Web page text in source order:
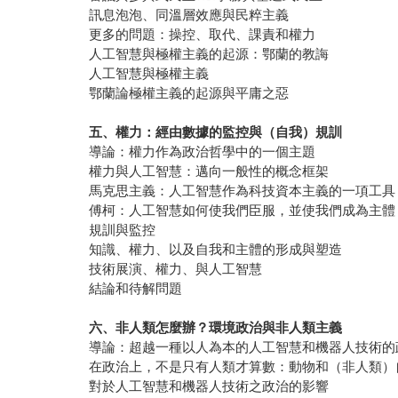
訊息泡泡、同溫層效應與民粹主義
更多的問題：操控、取代、課責和權力
人工智慧與極權主義的起源：鄂蘭的教誨
人工智慧與極權主義
鄂蘭論極權主義的起源與平庸之惡
五、權力：經由數據的監控與（自我）規訓
導論：權力作為政治哲學中的一個主題
權力與人工智慧：邁向一般性的概念框架
馬克思主義：人工智慧作為科技資本主義的一項工具
傅柯：人工智慧如何使我們臣服，並使我們成為主體
規訓與監控
知識、權力、以及自我和主體的形成與塑造
技術展演、權力、與人工智慧
結論和待解問題
六、非人類怎麼辦？環境政治與非人類主義
導論：超越一種以人為本的人工智慧和機器人技術
在政治上，不是只有人類才算數：動物和（非人類
對於人工智慧和機器人技術之政治的影響